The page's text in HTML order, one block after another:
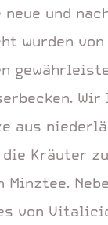
und
wurden
aus
die Kräuter
von